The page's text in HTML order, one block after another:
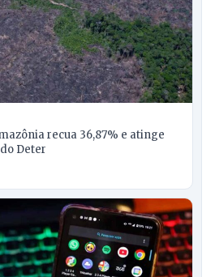
recua 36,87% e atinge
Deter